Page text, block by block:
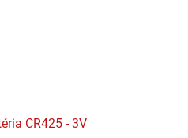
CR425 - 3V